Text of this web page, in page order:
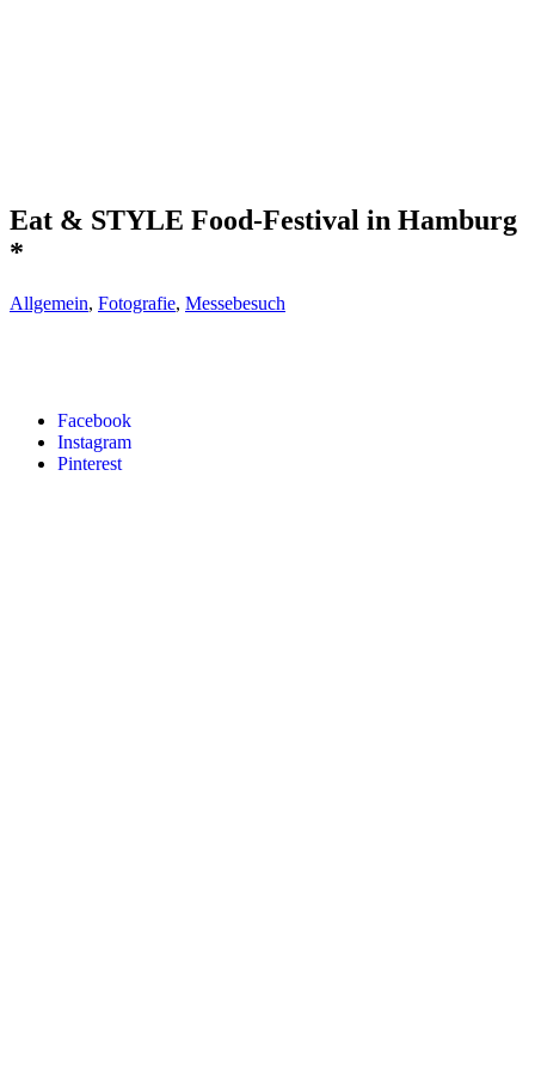
Facebook
Instagram
Pinterest
Eat & STYLE Food-Festival in Hamburg
*
Allgemein, Fotografie, Messebesuch